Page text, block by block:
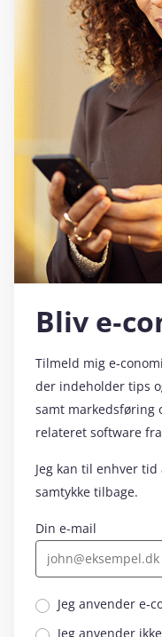
Bliv
Tilmeld mig
der indeholder tips
samt markedsføring
relateret software fra
Jeg kan til enhver
samtykke tilbage.
Din e-mail
Jeg anvender
Jeg anvender